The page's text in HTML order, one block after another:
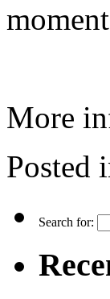
More
Posted
Search for: